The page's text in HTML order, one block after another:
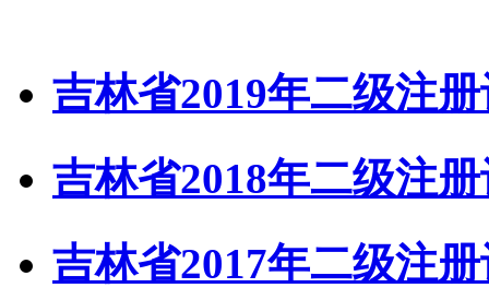
吉林省2019年二级注
吉林省2018年二级注
吉林省2017年二级注